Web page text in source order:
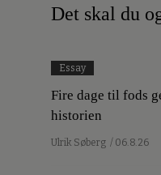
Det skal du
Essay
Fire dage til fods
historien
Ulrik Søberg / 06.8.26